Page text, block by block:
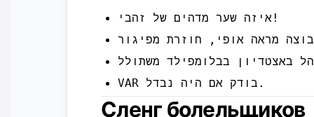
איזה שער מדהים של זהבי!
VAR בודק אם היה נבדל.
Сленг болельщиков